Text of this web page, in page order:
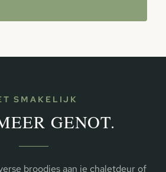
SMAKELIJK
GENOT.
broodjes aan je chaletdeur of